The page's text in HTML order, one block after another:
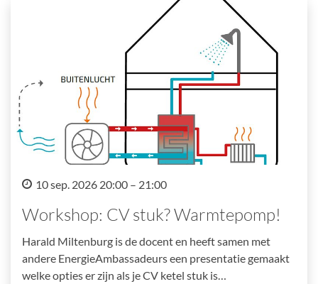
10 sep. 2026 20:00 – 21:00
Workshop: CV stuk? Warmtepomp!
Harald Miltenburg is de docent en heeft samen met
andere EnergieAmbassadeurs een presentatie gemaakt
welke opties er zijn als je CV ketel stuk is…